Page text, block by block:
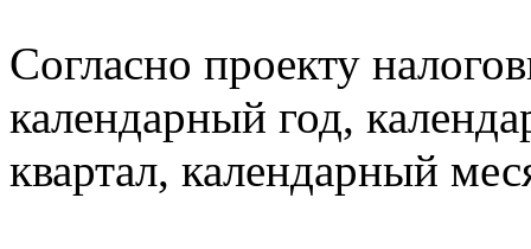
Согласно проекту
календарный год,
квартал, календарный